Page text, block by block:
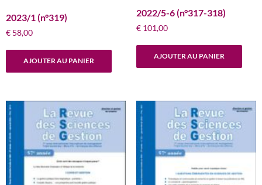
2023/1 (n°319)
€ 58,00
AJOUTER AU PANIER
2022/5-6 (n°317-318)
€101,00
AJOUTER AU PANIER